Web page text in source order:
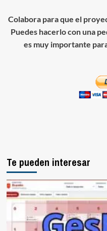
Colabora para que el
Puedes hacerlo con una
es muy importante
Te pueden interesar